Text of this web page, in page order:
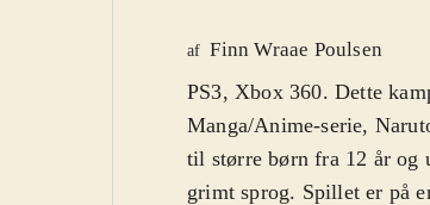
af Finn Wraae Poulsen
PS3, Xbox 360. Dette
Manga/Anime-serie,
til større børn fra 12 år og
grimt sprog. Spillet er på